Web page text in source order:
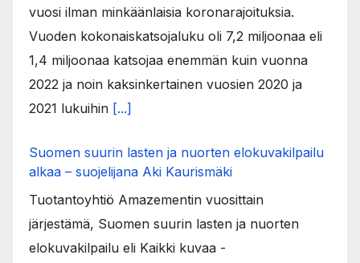
vuosi ilman minkäänlaisia koronarajoituksia.
Vuoden kokonaiskatsojaluku oli 7,2 miljoonaa eli
1,4 miljoonaa katsojaa enemmän kuin vuonna
2022 ja noin kaksinkertainen vuosien 2020 ja
2021 lukuihin [...]
Suomen suurin lasten ja nuorten elokuvakilpailu
alkaa – suojelijana Aki Kaurismäki
Tuotantoyhtiö Amazementin vuosittain
järjestämä, Suomen suurin lasten ja nuorten
elokuvakilpailu eli Kaikki kuvaa -